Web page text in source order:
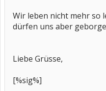
Wir leben nicht mehr so
dürfen uns aber
Liebe Grüsse,
[%sig%]